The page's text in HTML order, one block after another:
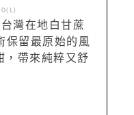
灣在地白甘蔗
保留最原始的風
，帶來純粹又舒